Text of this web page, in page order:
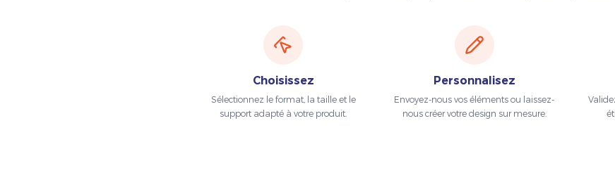
Choisissez
Sélectionnez le format, la taille et le
support adapté à votre produit.
Personnalisez
Envoyez-nous vos éléments ou laissez-
nous créer votre design sur mesure.